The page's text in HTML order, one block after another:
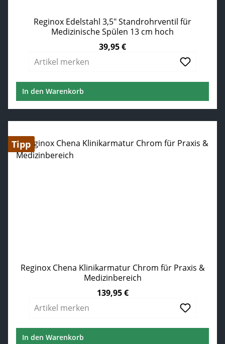
Reginox Edelstahl 3,5" Standrohrventil für
Medizinische Spülen 13 cm hoch
39,95 €
Artikel merken
In den Warenkorb
Tipp
Reginox Chena Klinikarmatur Chrom für Praxis &
Medizinbereich
139,95 €
Artikel merken
In den Warenkorb